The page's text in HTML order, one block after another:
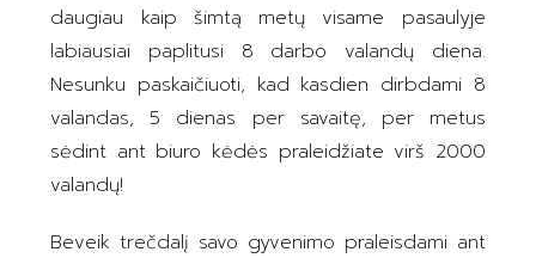
daugiau kaip šimtą metų visame pasaulyje
labiausiai paplitusi 8 darbo valandų diena.
Nesunku paskaičiuoti, kad kasdien dirbdami 8
valandas, 5 dienas per savaitę, per metus
sėdint ant biuro kėdės praleidžiate virš 2000
valandų!
Beveik trečdalį savo gyvenimo praleisdami ant